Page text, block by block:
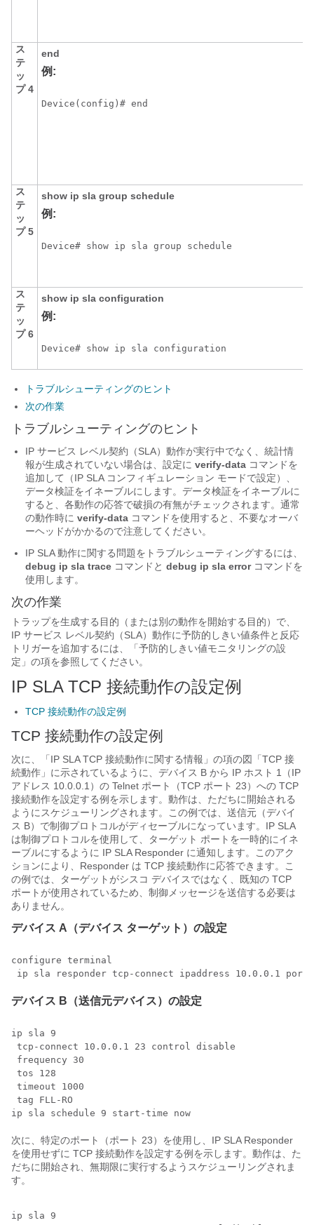
ス
テ
ッ
プ 4
end
例:
Device(config)# end
ス
テ
ッ
プ 5
show ip sla group schedule
例:
Device# show ip sla group schedule
ス
テ
ッ
プ 6
show ip sla configuration
例:
Device# show ip sla configuration
トラブルシューティングのヒント
次の作業
トラブルシューティングのヒント
IP サービス レベル契約（SLA）動作が実行中でなく、統計情
報が生成されていない場合は、設定に verify-data コマンドを
追加して（IP SLA コンフィギュレーション モードで設定）、
データ検証をイネーブルにします。データ検証をイネーブルに
すると、各動作の応答で破損の有無がチェックされます。通常
の動作時に verify-data コマンドを使用すると、不要なオーバ
ーヘッドがかかるので注意してください。
IP SLA 動作に関する問題をトラブルシューティングするには、
debug ip sla trace コマンドと debug ip sla error コマンドを
使用します。
次の作業
トラップを生成する目的（または別の動作を開始する目的）で、
IP サービス レベル契約（SLA）動作に予防的しきい値条件と反応
トリガーを追加するには、「予防的しきい値モニタリングの設
定」の項を参照してください。
IP SLA TCP 接続動作の設定例
TCP 接続動作の設定例
TCP 接続動作の設定例
次に、「IP SLA TCP 接続動作に関する情報」の項の図「TCP 接
続動作」に示されているように、デバイス B から IP ホスト 1（IP
アドレス 10.0.0.1）の Telnet ポート（TCP ポート 23）への TCP
接続動作を設定する例を示します。動作は、ただちに開始される
ようにスケジューリングされます。この例では、送信元（デバイ
ス B）で制御プロトコルがディセーブルになっています。IP SLA
は制御プロトコルを使用して、ターゲット ポートを一時的にイネ
ーブルにするように IP SLA Responder に通知します。このアク
ションにより、Responder は TCP 接続動作に応答できます。こ
の例では、ターゲットがシスコ デバイスではなく、既知の TCP
ポートが使用されているため、制御メッセージを送信する必要は
ありません。
デバイス A（デバイス ターゲット）の設定
configure terminal
ip sla responder tcp-connect ipaddress 10.0.0.1 port
デバイス B（送信元デバイス）の設定
ip sla 9
tcp-connect 10.0.0.1 23 control disable
frequency 30
tos 128
timeout 1000
tag FLL-RO
次に、特定のポート（ポート 23）を使用し、IP SLA Responder
を使用せずに TCP 接続動作を設定する例を示します。動作は、た
だちに開始され、無期限に実行するようスケジューリングされま
す。
ip sla 9